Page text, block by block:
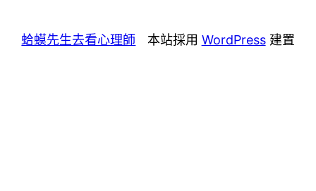
蛤蟆先生去看心理師 本站採用 WordPress建置